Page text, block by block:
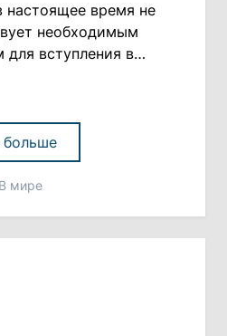
настоящее время не
необходимым
для вступления в
Европейской
В аналогичной
еще четыре
юридически
больше
В мире